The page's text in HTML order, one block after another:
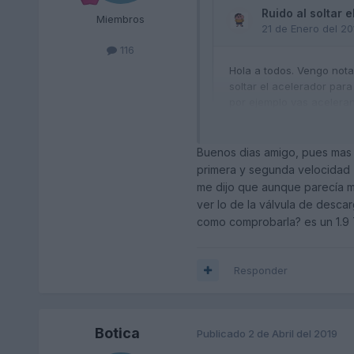
Miembros
116
Puede ser un ruido como
Buenos dias amigo, pues
primera y segunda
me dijo que aunque parecía
ver lo de la válvula de
como comprobarla? es un 1.9
Responder
Botica Publicado 2 de Abril del 2019